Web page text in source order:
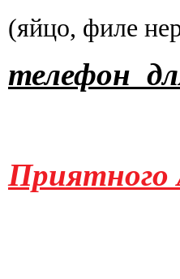
(яйцо, филе
телефон